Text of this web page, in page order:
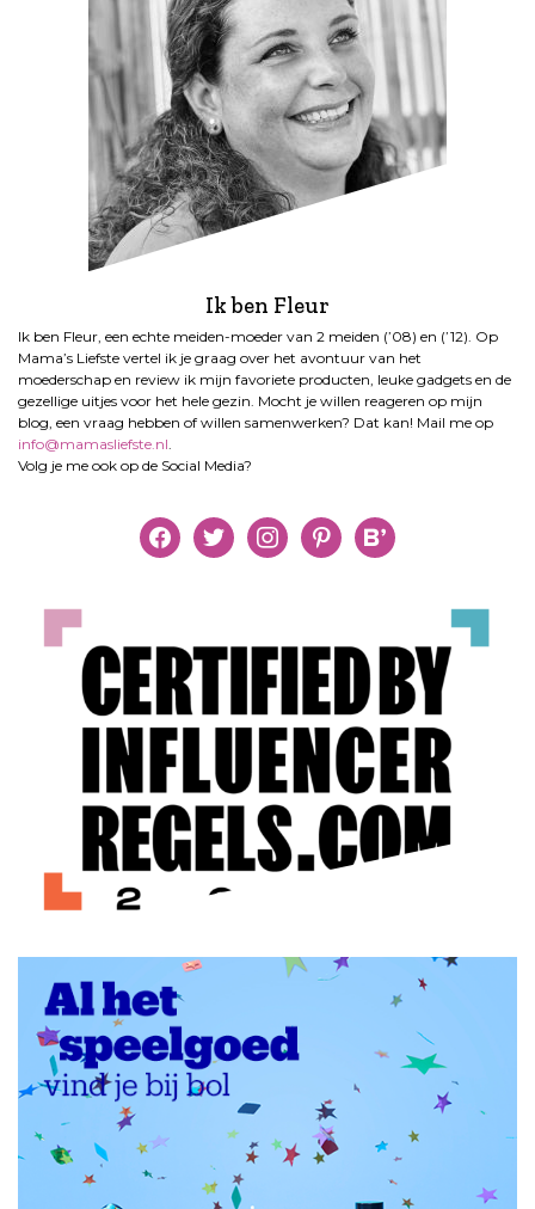
Ik ben Fleur
Ik ben Fleur, een echte meiden-moeder van 2 meiden (’08) en (’12). Op
Mama’s Liefste vertel ik je graag over het avontuur van het
moederschap en review ik mijn favoriete producten, leuke gadgets en de
gezellige uitjes voor het hele gezin. Mocht je willen reageren op mijn
blog, een vraag hebben of willen samenwerken? Dat kan! Mail me op
info@mamasliefste.nl.
Volg je me ook op de Social Media?
facebooktwitter instagrampinterestbloglovin